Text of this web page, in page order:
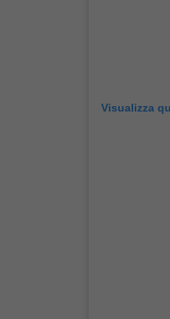
Visualizza